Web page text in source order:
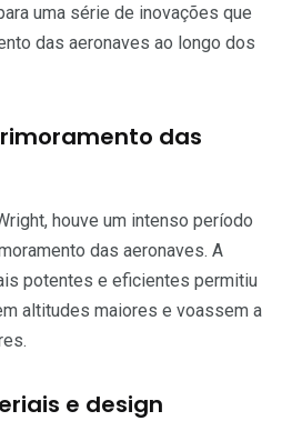
uma série de inovações que
das aeronaves ao longo dos
das
houve um intenso período
das aeronaves. A
potentes e eficientes permitiu
altitudes maiores e voassem a
e design